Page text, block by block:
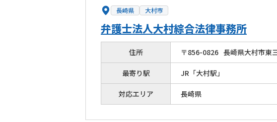
長崎県 大村市
弁護士法人大村綜合法律事務所
住所 〒856-0826 長崎県大村市東
最寄り駅 JR「大村駅」
対応エリア 長崎県